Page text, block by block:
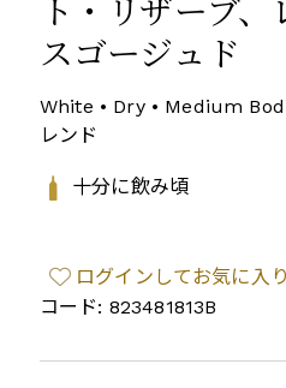
スゴージュド
White • Dry • Medium
レンド
十分に飲み頃
ログインしてお気に入
コード: 823481813B